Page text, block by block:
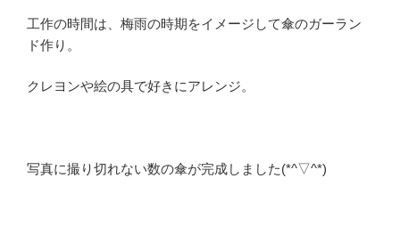
工作の時間は、梅雨の時期をイメージして傘のガーラン
ド作り。
クレヨンや絵の具で好きにアレンジ。
写真に撮り切れない数の傘が完成しました(*^▽^*)